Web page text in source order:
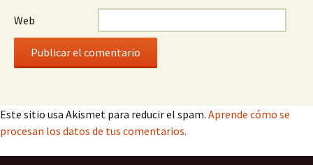
Web
Este sitio usa Akismet para reducir el spam. Aprende cómo se
procesan los datos de tus comentarios.